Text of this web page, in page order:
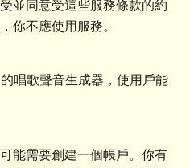
並同意受這些服務條款的約
你不應使用服務。
唱歌聲音生成器，使用戶能
能需要創建一個帳戶。你有